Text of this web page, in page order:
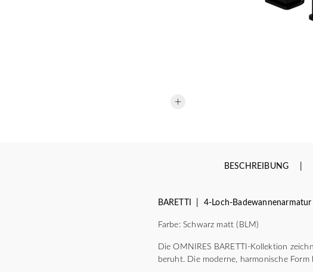
BESCHREIBUNG
BARETTI | 4-Loch-Badewannenarmatur
Farbe: Schwarz matt (BLM)
Die OMNIRES BARETTI-Kollektion
beruht. Die moderne, harmonische